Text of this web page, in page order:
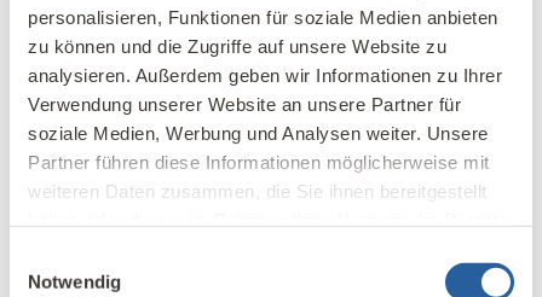
personalisieren, Funktionen für soziale Medien anbieten
zu können und die Zugriffe auf unsere Website zu
analysieren. Außerdem geben wir Informationen zu Ihrer
Verwendung unserer Website an unsere Partner für
soziale Medien, Werbung und Analysen weiter. Unsere
Partner führen diese Informationen möglicherweise mit
weiteren Daten zusammen, die Sie ihnen bereitgestellt
Notwendig
kostenfreies
Fernlehrgang
Wie werde ich